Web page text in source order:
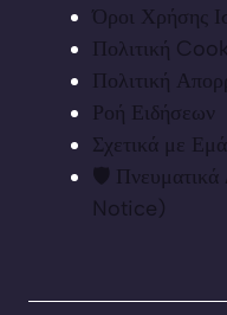
Όροι Χρήσης
Πολιτική
Πολιτική
Ροή Ειδήσεων
Σχετικά με
🛡️
Notice)